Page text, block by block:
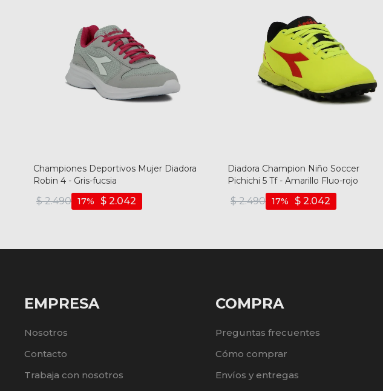
Championes Deportivos Mujer Diadora
Robin 4 - Gris-fucsia
$ 2.490 $ 2.042
17
Diadora Champion Niño Soccer
Pichichi 5 Tf - Amarillo Fluo-rojo
$ 2.490 $ 2.042
17
EMPRESA
Nosotros
Contacto
Trabaja con nosotros
COMPRA
Preguntas frecuentes
Cómo comprar
Envíos y entregas